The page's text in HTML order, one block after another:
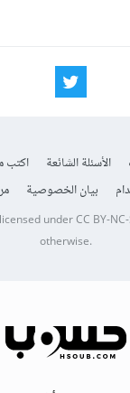
الأسئلة الشائعة اكتب
بيان الخصوصية
licensed underCC BY-
otherwise.